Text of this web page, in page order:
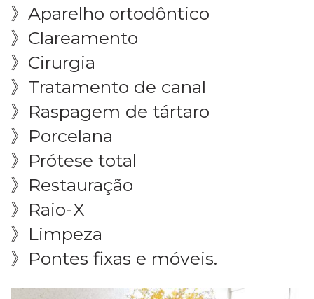
》Aparelho ortodôntico
》Clareamento
》Cirurgia
》Tratamento de canal
》Raspagem de tártaro
》Porcelana
》Prótese total
》Restauração
》Raio-X
》Limpeza
》Pontes fixas e móveis.